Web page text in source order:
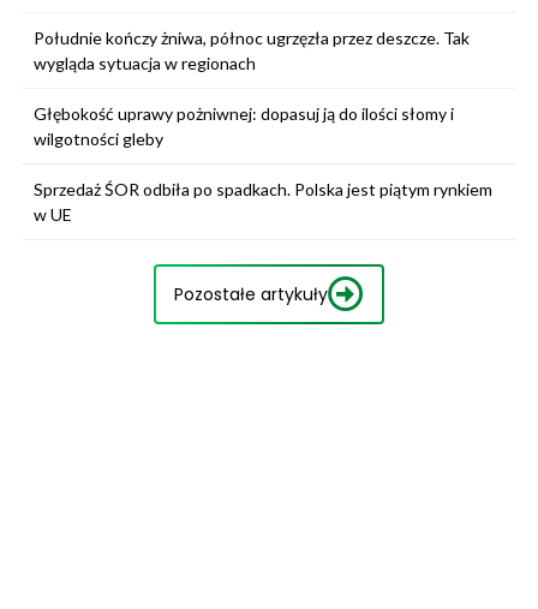
Południe kończy żniwa, północ ugrzęzła przez deszcze. Tak
wygląda sytuacja w regionach
Głębokość uprawy pożniwnej: dopasuj ją do ilości słomy i
wilgotności gleby
Sprzedaż ŚOR odbiła po spadkach. Polska jest piątym rynkiem
w UE
Pozostałe artykuły